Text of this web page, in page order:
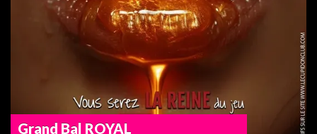
Grand Bal ROYAL